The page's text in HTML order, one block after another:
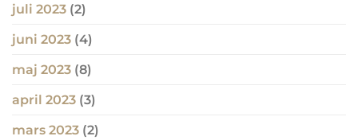
juli 2023 (2)
juni 2023 (4)
maj 2023 (8)
april 2023 (3)
mars 2023 (2)